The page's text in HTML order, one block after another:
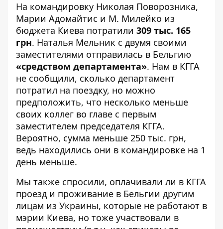
На командировку Николая Поворозника,
Марии Адомайтис и М. Милейко из
бюджета Киева потратили 309 тыс. 165
грн. Наталья Мельник с двумя своими
заместителями отправилась в Бельгию
«средством департамента». Нам в КГГА
не сообщили, сколько департамент
потратил на поездку, но можно
предположить, что несколько меньше
своих коллег во главе с первым
заместителем председателя КГГА.
Вероятно, сумма меньше 250 тыс. грн,
ведь находились они в командировке на 1
день меньше.
Мы также спросили, оплачивали ли в КГГА
проезд и проживание в Бельгии другим
лицам из Украины, которые не работают в
мэрии Киева, но тоже участвовали в